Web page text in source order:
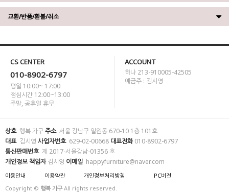
교환/반품/환불/취소
CS CENTER
010-8902-6797
평일 10:00~ 17:00
점심시간 12:00~13:00
주말, 공휴일 휴무
ACCOUNT
하나 213-910005-42505
예금주 : 김시영
상호 행복 가구주소 서울 강남구 일원동 670-10 1층 101호
대표 김시영 사업자번호 629-02-00668 대표전화 010-8902-6797
통신판매번호 제 2017-서울강남-01356 호
개인정보 책임자 김시영 이메일 happyfurniture@naver.com
이용안내 이용약관 개인정보처리방침
PC버전
Copyright © 행복 가구All rights reserved.